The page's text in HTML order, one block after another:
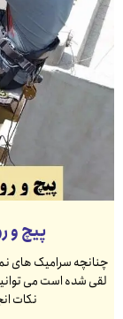
پیچ و
چنانچه سرامیک های
لقی شده است می
نکات